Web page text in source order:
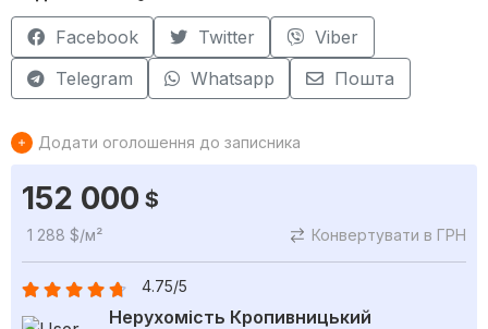
Facebook Twitter
Viber
Telegram
Whatsapp Пошта
Додати оголошення до записника
152 000 $
1 288 $/м² Конвертувати в ГРН
4.75/5
Нерухомість Кропивницький